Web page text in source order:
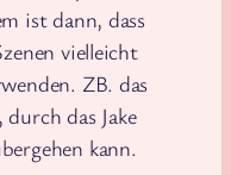
ist dann, dass
vielleicht
ZB. das
das Jake
kann.